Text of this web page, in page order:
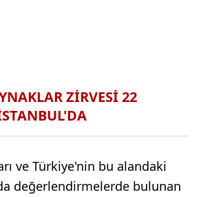
ZİRVESİ 22
ve Türkiye'nin bu alandaki
değerlendirmelerde bulunan